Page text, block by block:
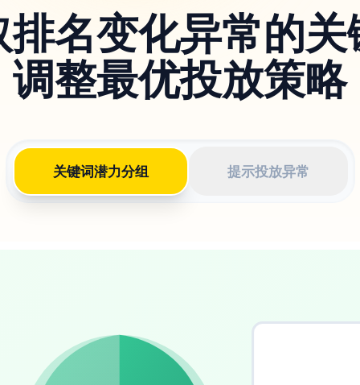
排名变化异常的关
调整最优投放策略
关键词潜力分组 提示投放异常